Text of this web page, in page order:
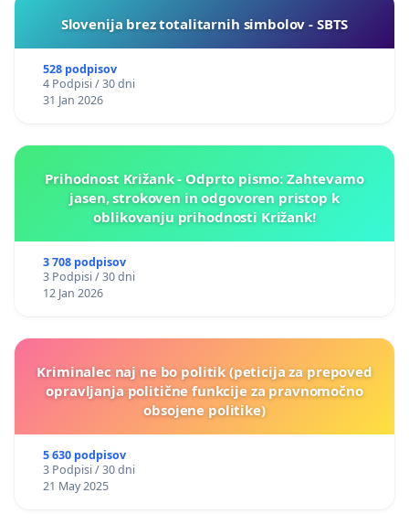
Slovenija brez totalitarnih simbolov - SBTS
528 podpisov
4 Podpisi / 30 dni
31 Jan 2026
Prihodnost Križank - Odprto pismo: Zahtevamo
jasen, strokoven in odgovoren pristop k
oblikovanju prihodnosti Križank!
3 708 podpisov
3 Podpisi / 30 dni
12 Jan 2026
Kriminalec naj ne bo politik (peticija za prepoved
opravljanja politične funkcije za pravnomočno
obsojene politike)
5 630 podpisov
3 Podpisi / 30 dni
21 May 2025